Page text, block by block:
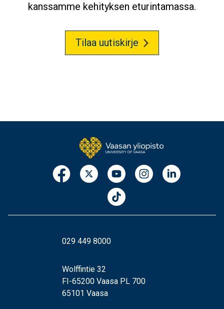
kanssamme kehityksen eturintamassa.
Tilaa uutiskirje
029 449 8000
Wolffintie 32
FI-65200 Vaasa PL 700
65101 Vaasa